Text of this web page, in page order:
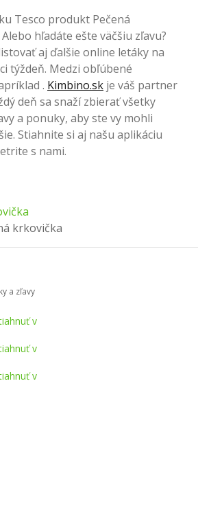
Tesco produkt Pečená
hľadáte ešte väčšiu zľavu?
aj ďalšie online letáky na
týždeň. Medzi obľúbené
. Kimbino.sk je váš partner
deň sa snaží zbierať všetky
a ponuky, aby ste vy mohli
Stiahnite si aj našu aplikáciu
s nami.
krkovička
a zľavy
v
v
v